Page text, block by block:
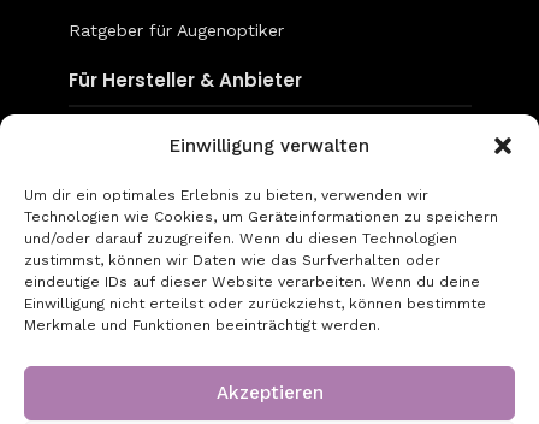
Einwilligung verwalten
Um dir ein optimales Erlebnis zu bieten, verwenden wir
Technologien wie Cookies, um Geräteinformationen zu speichern
und/oder darauf zuzugreifen. Wenn du diesen Technologien
zustimmst, können wir Daten wie das Surfverhalten oder
eindeutige IDs auf dieser Website verarbeiten. Wenn du deine
Einwilligung nicht erteilst oder zurückziehst, können bestimmte
Merkmale und Funktionen beeinträchtigt werden.
Akzeptieren
Ratgeber für Augenoptiker
Für Hersteller & Anbieter
Content & Social Media
go-to-optic.de
Über uns
Kontakt
Datenschutz